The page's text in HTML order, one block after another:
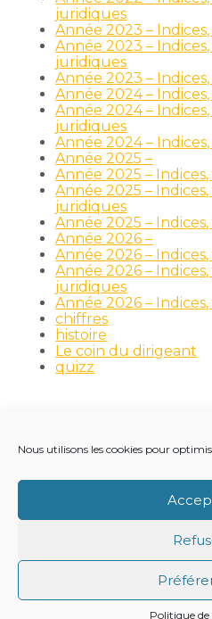
Nous utilisons les cookies pour
Politique de
juridiques
Année 2023 –
Année 2023 –
juridiques
Année 2023 –
Année 2024 –
Année 2024 –
juridiques
Année 2024 –
Année 2025 –
Année 2025 –
Année 2025 –
juridiques
Année 2025 –
Année 2026 –
Année 2026 –
Année 2026 –
juridiques
Année 2026 –
chiffres
histoire
Le coin du dirigeant
quizz
Principale
RECRUTEMENT
VIE DU CABINET
MENTIONS
CONCEPTION ET RÉALISATION